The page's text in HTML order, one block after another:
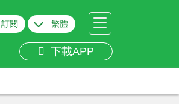
訂閱 繁體
下載APP